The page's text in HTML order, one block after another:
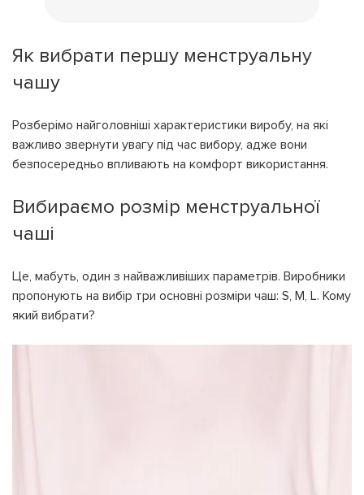
Як вибрати першу менструальну
чашу
Розберімо найголовніші характеристики виробу, на які
важливо звернути увагу під час вибору, адже вони
безпосередньо впливають на комфорт використання.
Вибираємо розмір менструальної
чаші
Це, мабуть, один з найважливіших параметрів. Виробники
пропонують на вибір три основні розміри чаш: S, M, L. Кому
який вибрати?
Ім'я користувача:
Авторизація
На вашому рахункубонусів